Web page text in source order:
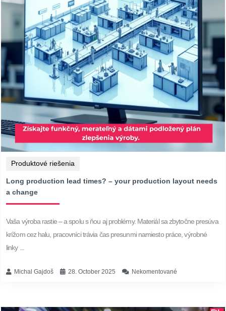
Produktové riešenia
Long production lead times? – your production layout needs
a change
Vaša výroba rastie – a spolu s ňou aj problémy. Materiál sa zbytočne presúva
krížom cez halu, pracovníci trávia čas presunmi namiesto práce, výrobné
linky ...
Michal Gajdoš 28. October 2025 Nekomentované